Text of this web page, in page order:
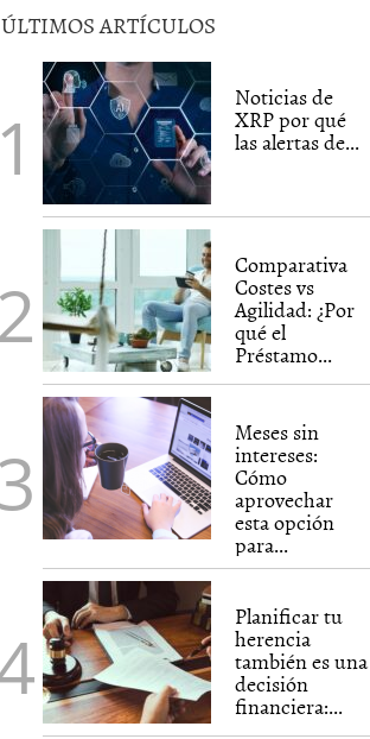
ÚLTIMOS ARTÍCULOS
Noticias de
XRP por qué
las alertas de...
Comparativa
Costes vs
Agilidad: ¿Por
qué el
Préstamo...
Meses sin
intereses:
Cómo
aprovechar
esta opción
para...
Planificar tu
herencia
también es una
decisión
financiera:...